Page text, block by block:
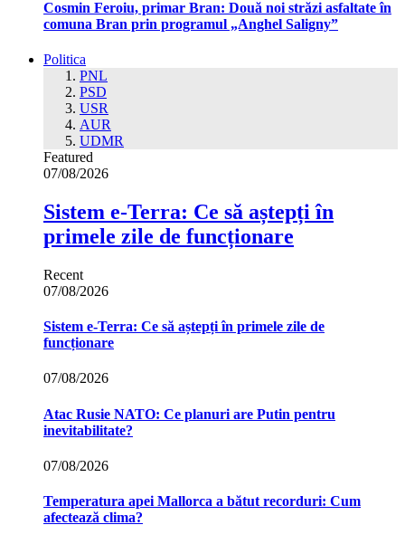
Cosmin Feroiu, primar Bran: Două noi străzi asfaltate în
comuna Bran prin programul „Anghel Saligny”
Politica
PNL
PSD
USR
AUR
UDMR
Featured
07/08/2026
Sistem e-Terra: Ce să aștepți în
primele zile de funcționare
Recent
07/08/2026
Sistem e-Terra: Ce să aștepți în primele zile de
funcționare
07/08/2026
Atac Rusie NATO: Ce planuri are Putin pentru
inevitabilitate?
07/08/2026
Temperatura apei Mallorca a bătut recorduri: Cum
afectează clima?